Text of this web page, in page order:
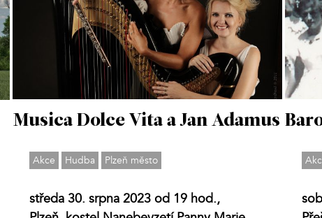
Musica Dolce Vita a Jan Adamus
Akce Hudba Plzeň město
středa 30. srpna 2023 od 19 hod.,